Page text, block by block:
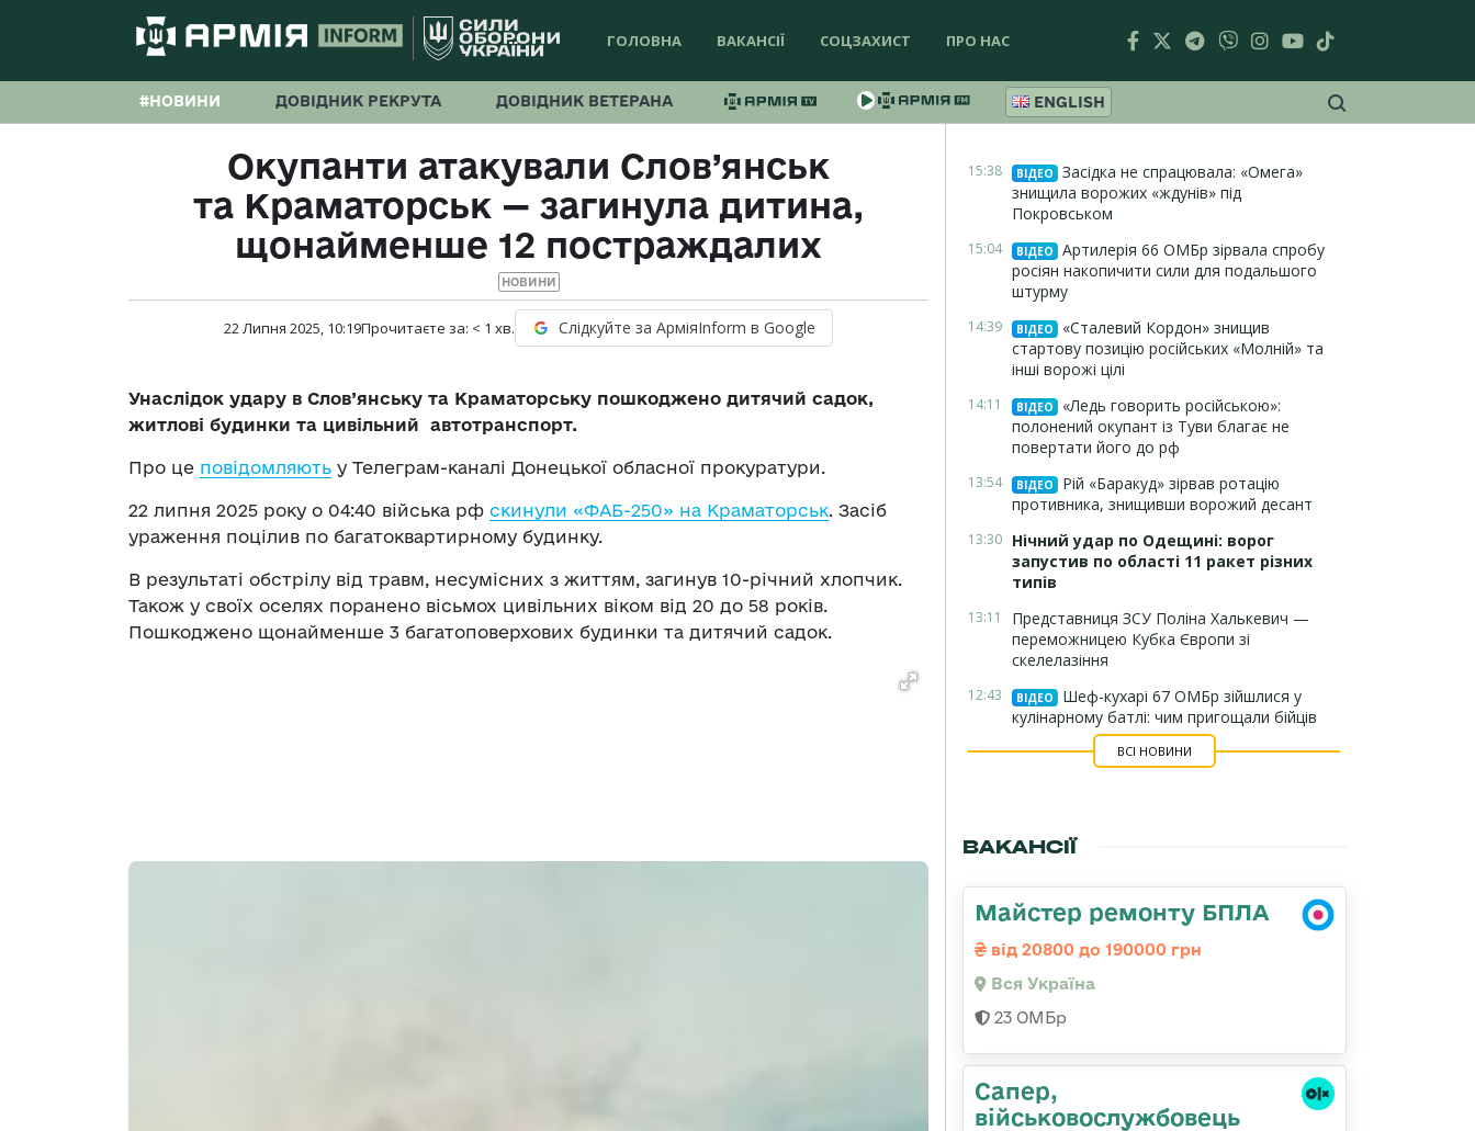
ГОЛОВНА ВАКАНСІЇ СОЦЗАХИСТ ПРО НАС
#НОВИНИ ДОВІДНИК РЕКРУТА ДОВІДНИК ВЕТЕРАНА ENGLISH
Окупанти атакували Слов’янськ
та Краматорськ — загинула дитина,
щонайменше 12 постраждалих
НОВИНИ
22 Липня 2025, 10:19Прочитаєте за: < 1 хв. Слідкуйте за АрміяInform в Google
Унаслідок удару в Слов’янську та Краматорську пошкоджено дитячий садок,
житлові будинки та цивільний автотранспорт.
Про це повідомляють у Телеграм-каналі Донецької обласної прокуратури.
22 липня 2025 року о 04:40 війська рф скинули «ФАБ-250» на Краматорськ. Засіб
ураження поцілив по багатоквартирному будинку.
В результаті обстрілу від травм, несумісних з життям, загинув 10-річний хлопчик.
Також у своїх оселях поранено вісьмох цивільних віком від 20 до 58 років.
Пошкоджено щонайменше 3 багатоповерхових будинки та дитячий садок.
15:38 ВІДЕО
Засідка не спрацювала: «Омега»
знищила ворожих «ждунів» під
Покровськом
15:04 ВІДЕО
Артилерія 66 ОМБр зірвала спробу
росіян накопичити сили для подальшого
штурму
14:39 ВІДЕО
«Сталевий Кордон» знищив
стартову позицію російських «Молній» та
інші ворожі цілі
14:11 ВІДЕО
«Ледь говорить російською»:
полонений окупант із Туви благає не
повертати його до рф
13:54 ВІДЕО
Рій «Баракуд» зірвав ротацію
противника, знищивши ворожий десант
13:30 Нічний удар по Одещині: ворог
запустив по області 11 ракет різних
типів
13:11
Представниця ЗСУ Поліна Халькевич —
переможницею Кубка Європи зі
скелелазіння
12:43 ВІДЕО
Шеф-кухарі 67 ОМБр зійшлися у
кулінарному батлі: чим пригощали бійців
ВСІ НОВИНИ
ВАКАНСІЇ
Майстер ремонту БПЛА
від 20800 до 190000 грн
Вся Україна
23 ОМБр
Сапер,
військовослужбовець